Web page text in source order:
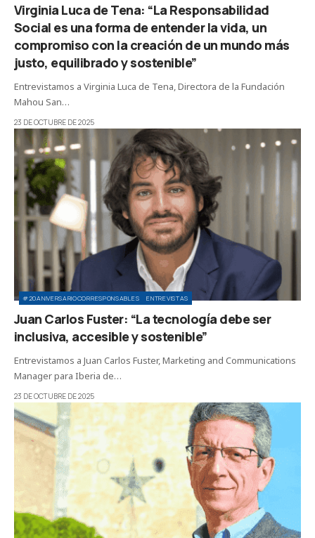
Virginia Luca de Tena: “La Responsabilidad
Social es una forma de entender la vida, un
compromiso con la creación de un mundo más
justo, equilibrado y sostenible”
Entrevistamos a Virginia Luca de Tena, Directora de la Fundación
Mahou San…
23 DE OCTUBRE DE 2025
#20ANIVERSARIOCORRESPONSABLES ENTREVISTAS
Juan Carlos Fuster: “La tecnología debe ser
inclusiva, accesible y sostenible”
Entrevistamos a Juan Carlos Fuster, Marketing and Communications
Manager para Iberia de…
23 DE OCTUBRE DE 2025